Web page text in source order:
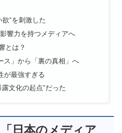
”を刺激した
響力を持つメディアへ
とは？
ス」から「裏の真相」へ
が最強すぎる
文化の起点”だった
日本のメディア